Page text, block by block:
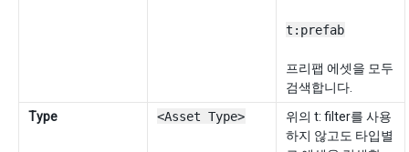
t:prefab
프리팹 에셋을 모두
검색합니다.
Type
<Asset Type>
위의 t: filter를 사용
하지 않고도 타입별